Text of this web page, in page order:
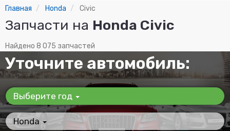
Главная Honda Civic
Запчасти на Honda Civic
Найдено 8 075 запчастей
Уточните автомобиль:
Выберите год
Honda